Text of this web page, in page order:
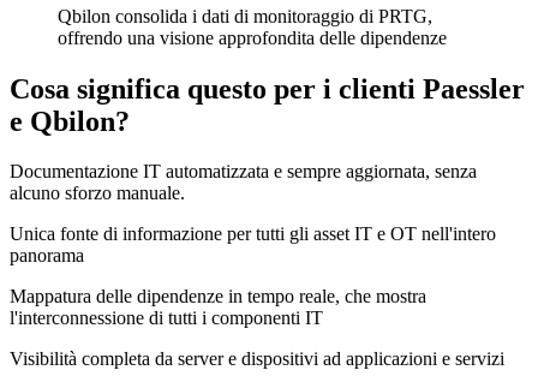
Qbilon consolida i dati di monitoraggio di PRTG,
offrendo una visione approfondita delle dipendenze
Cosa significa questo per i clienti Paessler
e Qbilon?
Documentazione IT automatizzata e sempre aggiornata, senza
alcuno sforzo manuale.
Unica fonte di informazione per tutti gli asset IT e OT nell'intero
panorama
Mappatura delle dipendenze in tempo reale, che mostra
l'interconnessione di tutti i componenti IT
Visibilità completa da server e dispositivi ad applicazioni e servizi